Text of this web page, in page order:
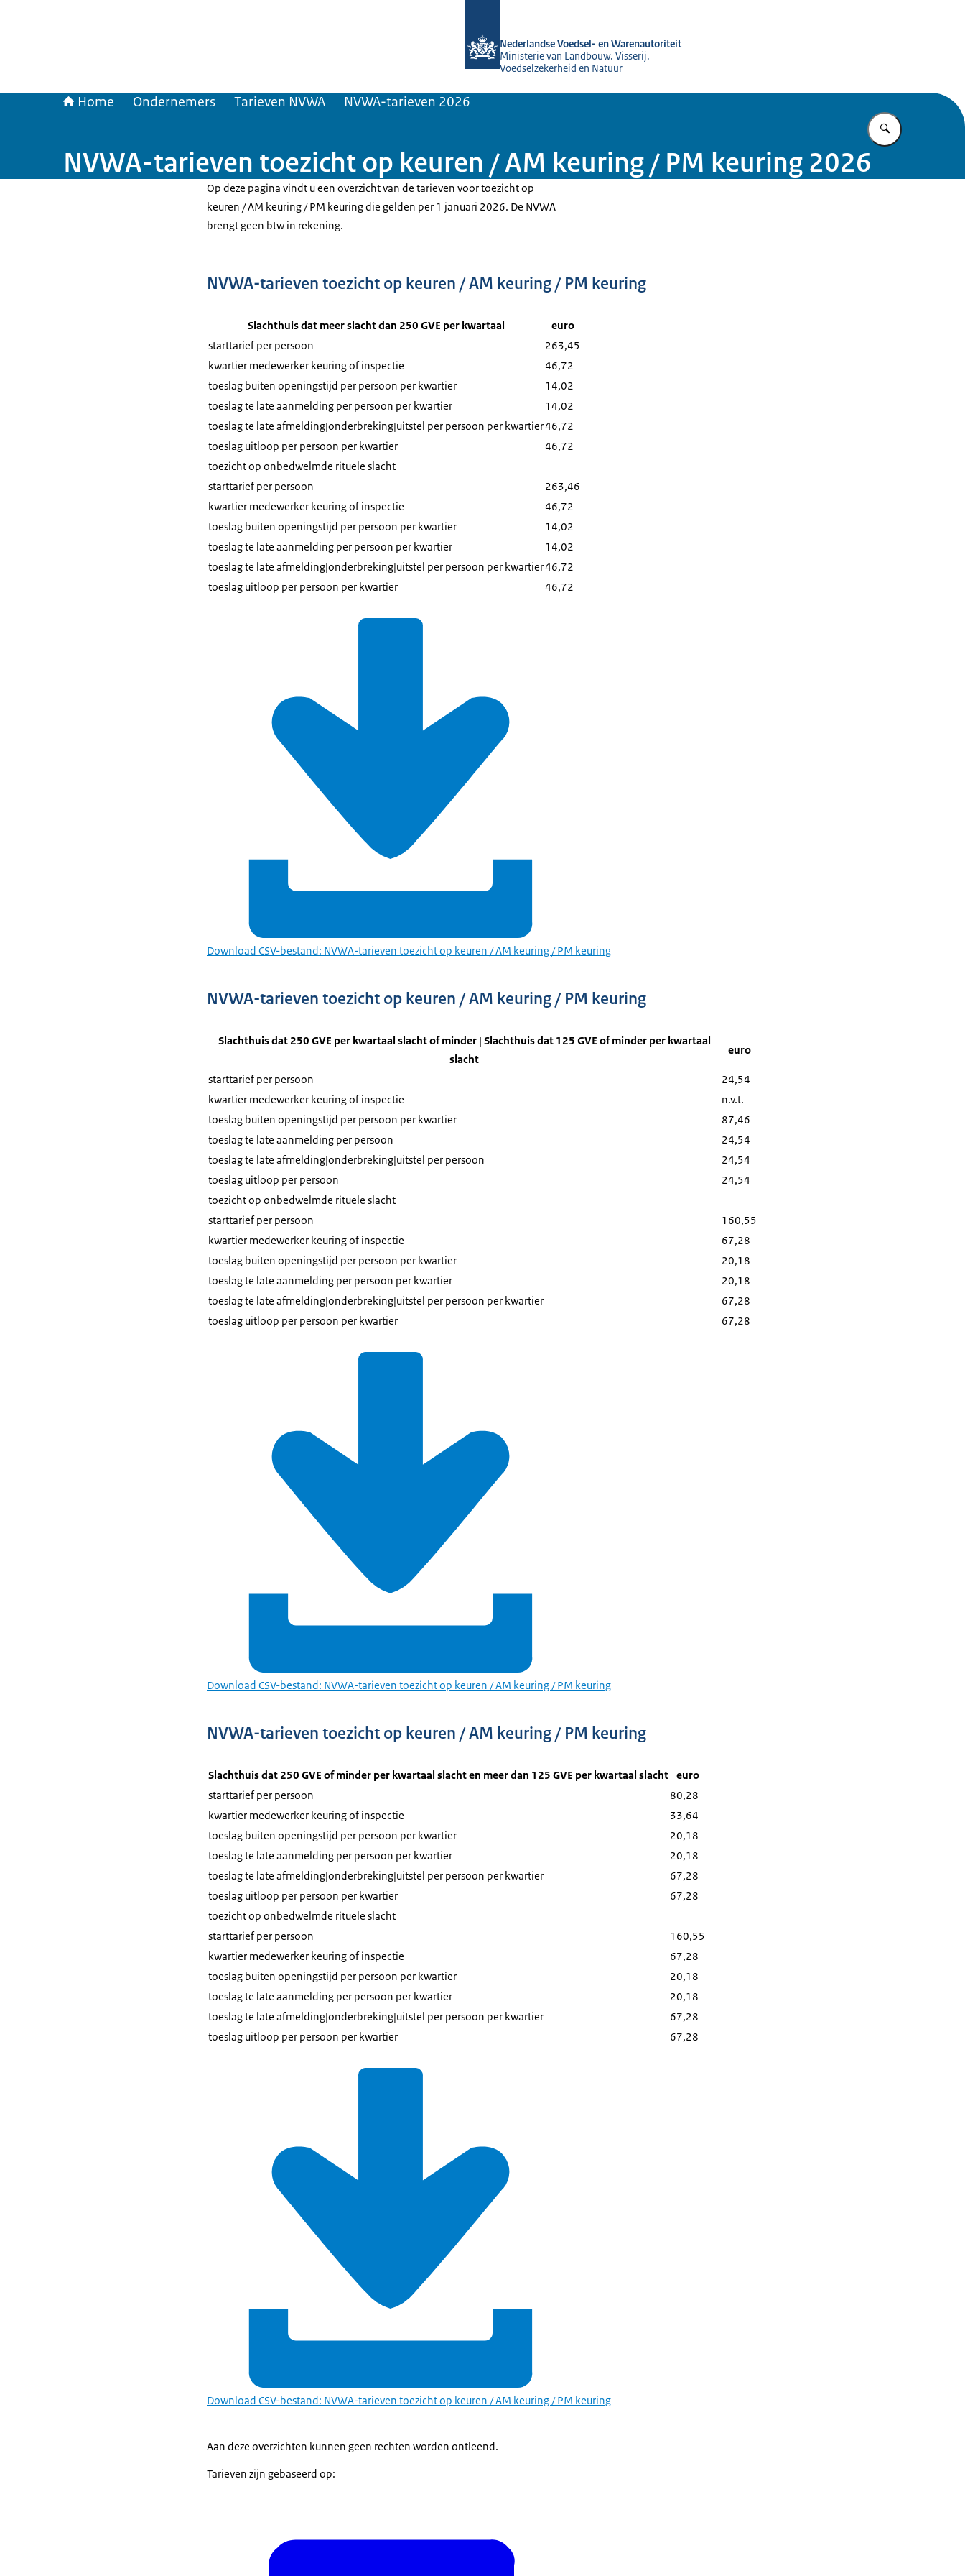
Nederlandse Voedsel- en Warenautoriteit
Ministerie van Landbouw, Visserij,
Voedselzekerheid en Natuur
Home Ondernemers Tarieven NVWA NVWA-tarieven 2026
Vul in wat u
NVWA-tarieven toezicht op keuren / AM keuring / PM keuring 2026
Op deze pagina vindt u een overzicht van de tarieven voor toezicht op
keuren / AM keuring / PM keuring die gelden per 1 januari 2026. De NVWA
brengt geen btw in rekening.
NVWA-tarieven toezicht op keuren / AM keuring / PM keuring
Slachthuis dat meer slacht dan 250 GVE per kwartaal
euro
starttarief per persoon
263,45
kwartier medewerker keuring of inspectie
46,72
toeslag buiten openingstijd per persoon per kwartier
14,02
toeslag te late aanmelding per persoon per kwartier
14,02
toeslag te late afmelding|onderbreking|uitstel per persoon per kwartier46,72
toeslag uitloop per persoon per kwartier
46,72
toezicht op onbedwelmde rituele slacht
starttarief per persoon
263,46
kwartier medewerker keuring of inspectie
46,72
toeslag buiten openingstijd per persoon per kwartier
14,02
toeslag te late aanmelding per persoon per kwartier
14,02
toeslag te late afmelding|onderbreking|uitstel per persoon per kwartier46,72
toeslag uitloop per persoon per kwartier
46,72
Download CSV-bestand: NVWA-tarieven toezicht op keuren / AM keuring / PM keuring
NVWA-tarieven toezicht op keuren / AM keuring / PM keuring
Slachthuis dat 250 GVE per kwartaal slacht of minder | Slachthuis dat 125 GVE of minder per kwartaal
slacht
euro
starttarief per persoon
24,54
kwartier medewerker keuring of inspectie
n.v.t.
toeslag buiten openingstijd per persoon per kwartier
87,46
toeslag te late aanmelding per persoon
24,54
toeslag te late afmelding|onderbreking|uitstel per persoon
24,54
toeslag uitloop per persoon
24,54
toezicht op onbedwelmde rituele slacht
starttarief per persoon
160,55
kwartier medewerker keuring of inspectie
67,28
toeslag buiten openingstijd per persoon per kwartier
20,18
toeslag te late aanmelding per persoon per kwartier
20,18
toeslag te late afmelding|onderbreking|uitstel per persoon per kwartier
67,28
toeslag uitloop per persoon per kwartier
67,28
Download CSV-bestand: NVWA-tarieven toezicht op keuren / AM keuring / PM keuring
NVWA-tarieven toezicht op keuren / AM keuring / PM keuring
Slachthuis dat 250 GVE of minder per kwartaal slacht en meer dan 125 GVE per kwartaal slacht euro
starttarief per persoon
80,28
kwartier medewerker keuring of inspectie
33,64
toeslag buiten openingstijd per persoon per kwartier
20,18
toeslag te late aanmelding per persoon per kwartier
20,18
toeslag te late afmelding|onderbreking|uitstel per persoon per kwartier
67,28
toeslag uitloop per persoon per kwartier
67,28
toezicht op onbedwelmde rituele slacht
starttarief per persoon
160,55
kwartier medewerker keuring of inspectie
67,28
toeslag buiten openingstijd per persoon per kwartier
20,18
toeslag te late aanmelding per persoon per kwartier
20,18
toeslag te late afmelding|onderbreking|uitstel per persoon per kwartier
67,28
toeslag uitloop per persoon per kwartier
67,28
Download CSV-bestand: NVWA-tarieven toezicht op keuren / AM keuring / PM keuring
Aan deze overzichten kunnen geen rechten worden ontleend.
Tarieven zijn gebaseerd op: